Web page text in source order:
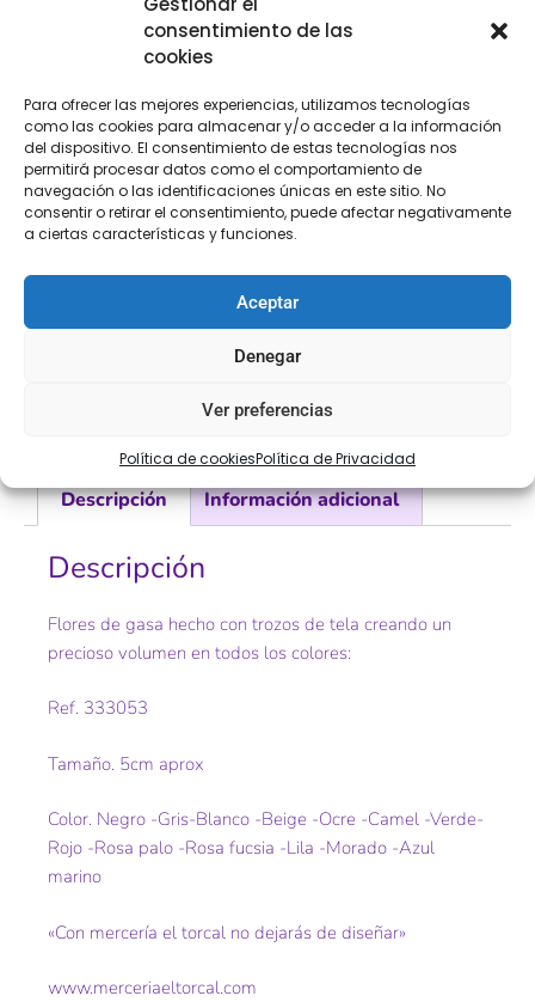
consentimiento de las
cookies
Para ofrecer las mejores experiencias, utilizamos tecnologías
como las cookies para almacenar y/o acceder a la información
del dispositivo. El consentimiento de estas tecnologías nos
permitirá procesar datos como el comportamiento de
navegación o las identificaciones únicas en este sitio. No
consentir o retirar el consentimiento, puede afectar negativamente
a ciertas características y funciones.
Aceptar
Denegar
Ver preferencias
Política de cookiesPolítica de Privacidad
Añadir al carrito
[Las unidades seleccionadas son enMETROS]
ENVÍO 24-48H
Descripción Información adicional
Descripción
Flores de gasa hecho con trozos de tela creando un
precioso volumen en todos los colores:
Ref. 333053
Tamaño. 5cm aprox
Color. Negro -Gris-Blanco -Beige -Ocre -Camel -Verde-
Rojo -Rosa palo -Rosa fucsia -Lila -Morado -Azul
marino
«Con mercería el torcal no dejarás de diseñar»
www.merceriaeltorcal.com